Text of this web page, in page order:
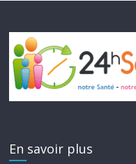
En savoir plus